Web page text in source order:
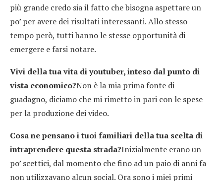
più grande credo sia il fatto che bisogna aspettare un
po’ per avere dei risultati interessanti. Allo stesso
tempo però, tutti hanno le stesse opportunità di
emergere e farsi notare.
Vivi della tua vita di youtuber, inteso dal punto di
vista economico?Non è la mia prima fonte di
guadagno, diciamo che mi rimetto in pari con le spese
per la produzione dei video.
Cosa ne pensano i tuoi familiari della tua scelta di
intraprendere questa strada?Inizialmente erano un
po’ scettici, dal momento che fino ad un paio di anni fa
non utilizzavano alcun social. Ora sono i miei primi